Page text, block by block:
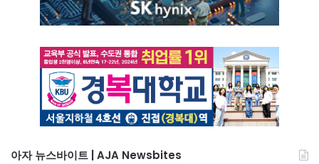
아자 뉴스바이트 | AJA Newsbites